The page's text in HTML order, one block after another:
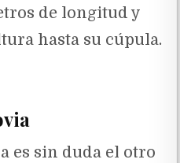
de longitud y
hasta su cúpula.
es sin duda el otro